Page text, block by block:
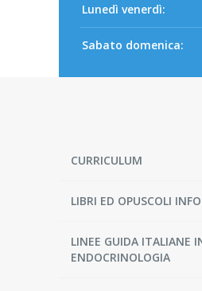
Lunedì venerdì:
Sabato domenica:
CURRICULUM
LIBRI ED OPUSCOLI
LINEE GUIDA ITALIANE
ENDOCRINOLOGIA